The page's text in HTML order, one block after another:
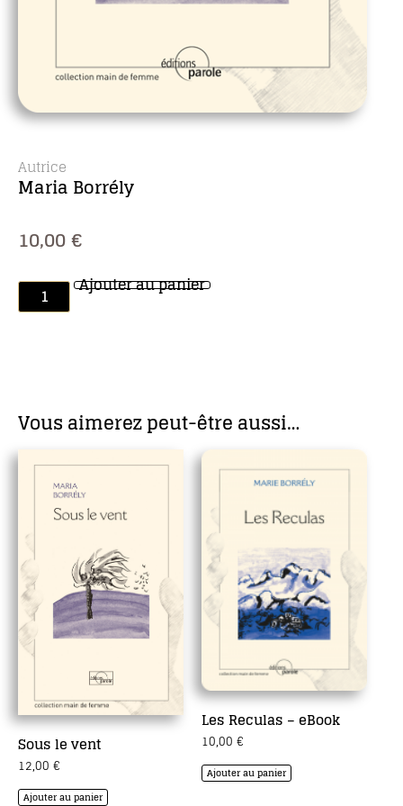
Autrice
Maria Borrély
10,00€
Ajouter au panier
Vous aimerez peut-être aussi…
Sous le vent
12,00 €
Ajouter au panier
Les Reculas – eBook
10,00 €
Ajouter au panier